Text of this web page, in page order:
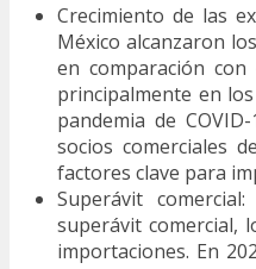
Crecimiento de las
México alcanzaron
en comparación
principalmente en
pandemia de
socios comerciales
factores clave para
Superávit
superávit comercial,
importaciones. En